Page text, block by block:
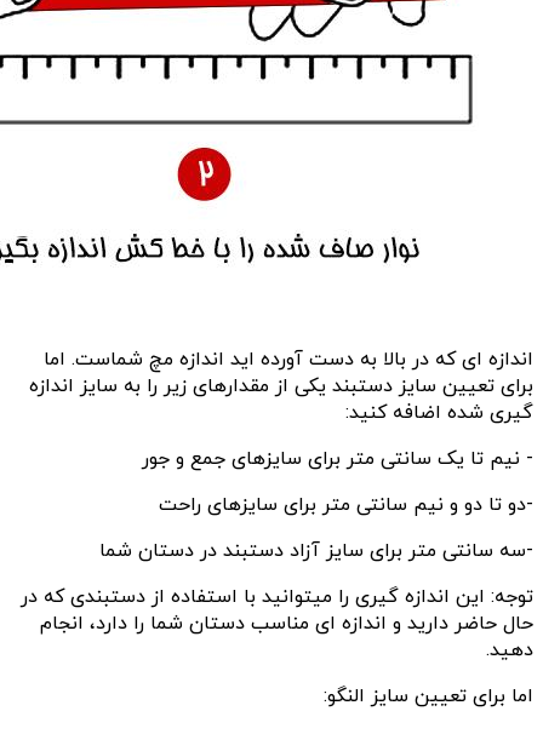
اندازه ای که در بالا به دست آورده اید اندازه مچ شماست. اما
برای تعیین سایز دستبند یکی از مقدارهای زیر را به سایز اندازه
گیری شده اضافه کنید:
- نیم تا یک سانتی متر برای سایزهای جمع و جور
-دو تا دو و نیم سانتی متر برای سایزهای راحت
-سه سانتی متر برای سایز آزاد دستبند در دستان شما
توجه: این اندازه گیری را میتوانید با استفاده از دستبندی که در
حال حاضر دارید و اندازه ای مناسب دستان شما را دارد، انجام
دهید.
اما برای تعیین سایز النگو: